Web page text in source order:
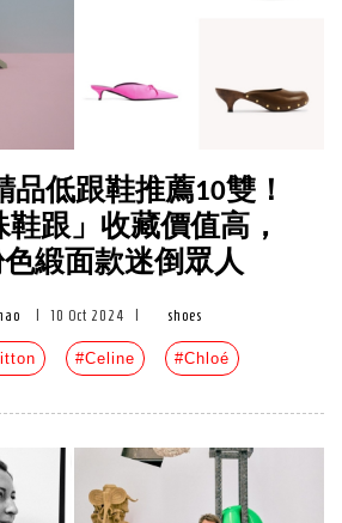
品低跟鞋推薦10雙！
鞋跟」收藏價值高，
色緞面款迷倒眾人
10 Oct 2024 shoes
#Celine #Chloé